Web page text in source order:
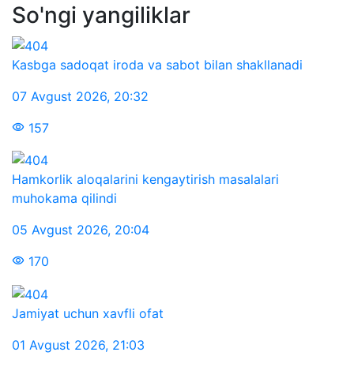
So'ngi yangiliklar
Kasbga sadoqat iroda va sabot bilan shakllanadi
07 Avgust 2026, 20:32
157
Hamkorlik aloqalarini kengaytirish masalalari
muhokama qilindi
05 Avgust 2026, 20:04
170
Jamiyat uchun xavfli ofat
01 Avgust 2026, 21:03